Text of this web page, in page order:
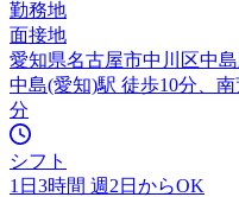
勤務地
面接地
愛知県名古屋市中川区中島
中島(愛知)駅 徒歩10分、
分
シフト
1日3時間 週2日からOK